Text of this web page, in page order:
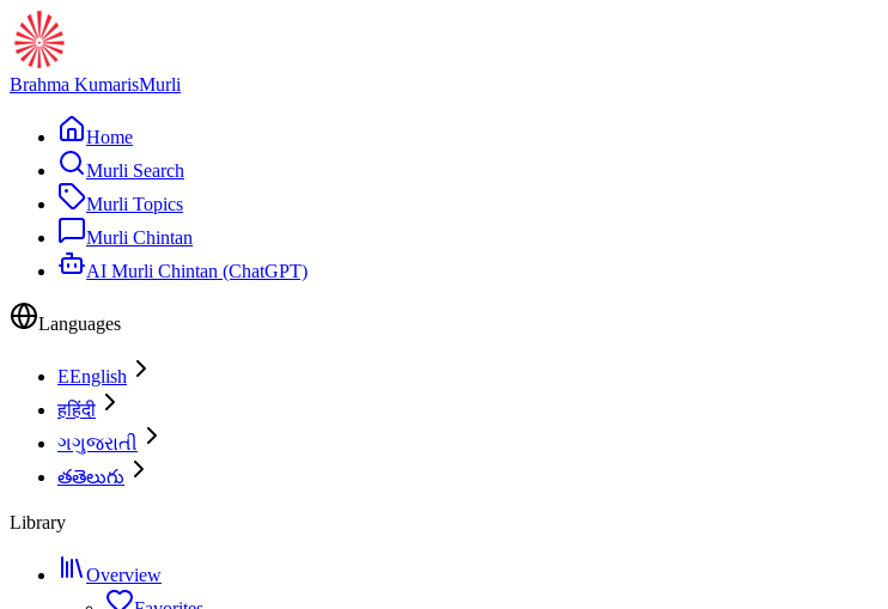
Brahma KumarisMurli
Home
Murli Search
Murli Topics
Murli Chintan
AI Murli Chintan (ChatGPT)
Languages
EEnglish
हहिंदी
ગગુજરાતી
తతెలుగు
Library
Overview